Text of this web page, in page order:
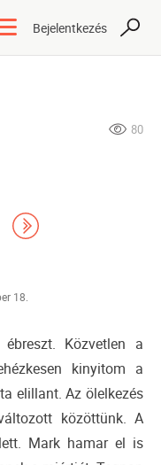
Bejelentkezés
80
18.
Közvetlen a
kinyitom a
elillant. Az ölelkezés
közöttünk. A
Mark hamar el is